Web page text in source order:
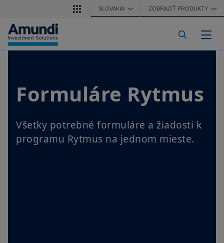
Skočiť na hlavný obsahSLOVAKIA ❯ ZOBRAZIŤ PRODUKTY ❯
Formuláre Rytmus
Všetky potrebné formuláre a žiadosti k
programu Rytmus na jednom mieste.